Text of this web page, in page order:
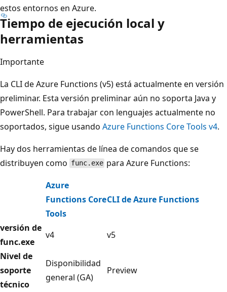
estos entornos en Azure.
Tiempo de ejecución local y
herramientas
Importante
La CLI de Azure Functions (v5) está actualmente en versión
preliminar. Esta versión preliminar aún no soporta Java y
PowerShell. Para trabajar con lenguajes actualmente no
soportados, sigue usando Azure Functions Core Tools v4.
Hay dos herramientas de línea de comandos que se
distribuyen como func.exe para Azure Functions:
Azure
Functions Core
Tools
CLI de Azure Functions
versión de
func.exe
v4
v5
Nivel de
soporte
técnico
Disponibilidad
general (GA)
Preview